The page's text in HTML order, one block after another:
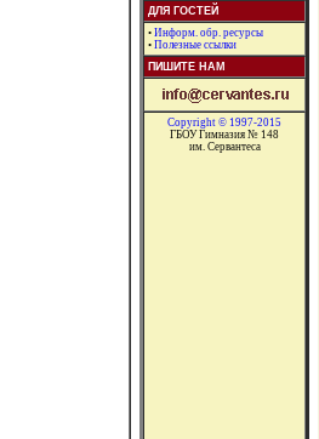
ДЛЯ ГОСТЕЙ
• Информ. обр. ресурсы
• Полезные ссылки
ПИШИТЕ НАМ
Copyright © 1997-2015
ГБОУ Гимназия № 148
им. Сервантеса